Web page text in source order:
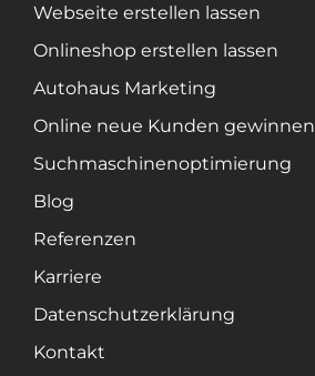
Webseite erstellen lassen
Onlineshop erstellen lassen
Autohaus Marketing
Online neue Kunden gewinnen
Suchmaschinenoptimierung
Blog
Referenzen
Karriere
Datenschutzerklärung
Kontakt